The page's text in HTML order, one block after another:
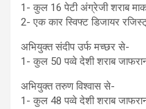
1- कुल 16 पेटी अंग्रेजी शराब
2- एक कार स्विफ्ट डिजायर
अभियुक्त संदीप उर्फ मच्छर से-
1- कुल 50 पव्वे देशी शराब
अभियुक्त तरुण विश्वास से-
1- कुल 48 पव्वे देशी शराब